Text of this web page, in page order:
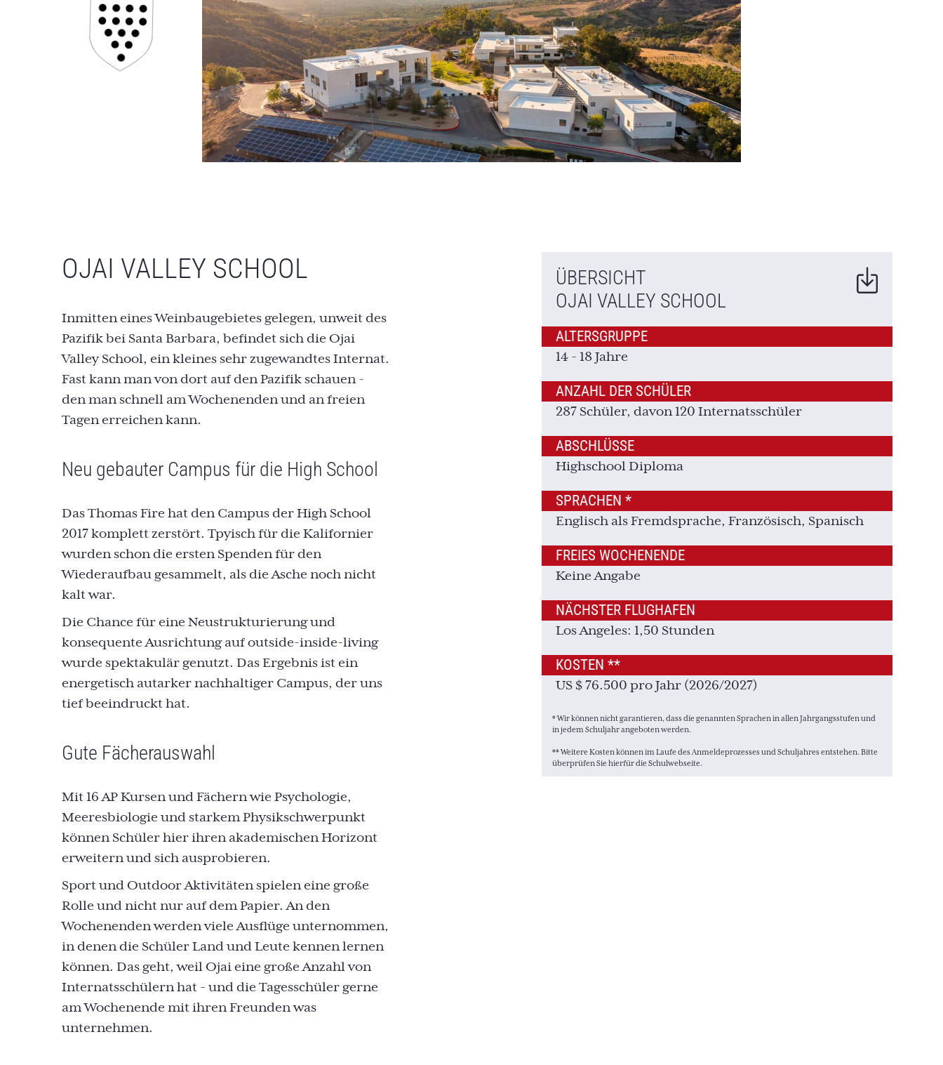
ÜBERSICHT
OJAI VALLEY SCHOOL
ALTERSGRUPPE
14 - 18 Jahre
ANZAHL DER SCHÜLER
287 Schüler, davon 120 Internatsschüler
ABSCHLÜSSE
Highschool Diploma
SPRACHEN *
Englisch als Fremdsprache, Französisch, Spanisch
FREIES WOCHENENDE
Keine Angabe
NÄCHSTER FLUGHAFEN
Los Angeles: 1,50 Stunden
KOSTEN **
US $ 76.500 pro Jahr (2026/2027)
* Wir können nicht garantieren, dass die genannten Sprachen in allen Jahrgangsstufen und
in jedem Schuljahr angeboten werden.
** Weitere Kosten können im Laufe des Anmeldeprozesses und Schuljahres entstehen. Bitte
überprüfen Sie hierfür die Schulwebseite.
OJAI VALLEY SCHOOL
Inmitten eines Weinbaugebietes gelegen, unweit des
Pazifik bei Santa Barbara, befindet sich die Ojai
Valley School, ein kleines sehr zugewandtes Internat.
Fast kann man von dort auf den Pazifik schauen -
den man schnell am Wochenenden und an freien
Tagen erreichen kann.
Neu gebauter Campus für die High School
Das Thomas Fire hat den Campus der High School
2017 komplett zerstört. Tpyisch für die Kalifornier
wurden schon die ersten Spenden für den
Wiederaufbau gesammelt, als die Asche noch nicht
kalt war.
Die Chance für eine Neustrukturierung und
konsequente Ausrichtung auf outside-inside-living
wurde spektakulär genutzt. Das Ergebnis ist ein
energetisch autarker nachhaltiger Campus, der uns
tief beeindruckt hat.
Gute Fächerauswahl
Mit 16 AP Kursen und Fächern wie Psychologie,
Meeresbiologie und starkem Physikschwerpunkt
können Schüler hier ihren akademischen Horizont
erweitern und sich ausprobieren.
Sport und Outdoor Aktivitäten spielen eine große
Rolle und nicht nur auf dem Papier. An den
Wochenenden werden viele Ausflüge unternommen,
in denen die Schüler Land und Leute kennen lernen
können. Das geht, weil Ojai eine große Anzahl von
Internatsschülern hat - und die Tagesschüler gerne
am Wochenende mit ihren Freunden was
unternehmen.